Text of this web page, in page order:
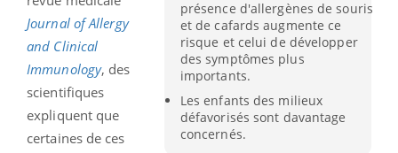
présence d'allergènes de souris
et de cafards augmente ce
risque et celui de développer
des symptômes plus
importants.
Les enfants des milieux
défavorisés sont davantage
concernés.
Journal of Allergy
and Clinical
Immunology, des
scientifiques
expliquent que
certaines de ces